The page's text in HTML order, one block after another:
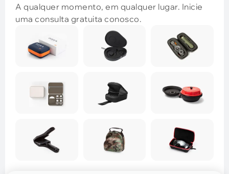
A qualquer momento, em qualquer lugar. Inicie
uma consulta gratuita conosco.